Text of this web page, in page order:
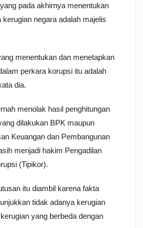
pada akhirnya menentukan
kerugian negara adalah majelis
menentukan dan menetapkan
perkara korupsi itu adalah
dia.
menolak hasil penghitungan
dilakukan BPK maupun
Keuangan dan Pembangunan
menjadi hakim Pengadilan
(Tipikor).
itu diambil karena fakta
tidak adanya kerugian
yang berbeda dengan